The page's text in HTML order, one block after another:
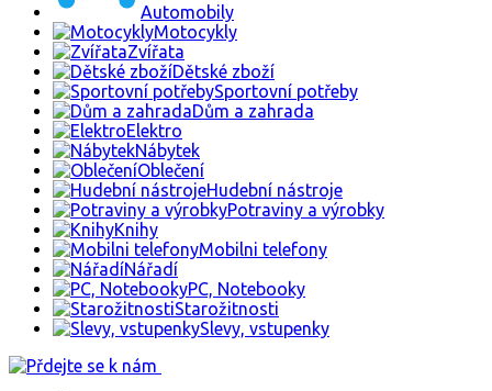
Automobily
Motocykly
Zvířata
Dětské zboží
Sportovní potřeby
Dům a zahrada
Elektro
Nábytek
Oblečení
Hudební nástroje
Potraviny a výrobky
Knihy
Mobilni telefony
Nářadí
PC, Notebooky
Starožitnosti
Slevy, vstupenky